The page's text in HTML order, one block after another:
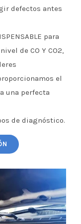
defectos antes
para
de CO Y CO2,
el
una perfecta
de diagnóstico.